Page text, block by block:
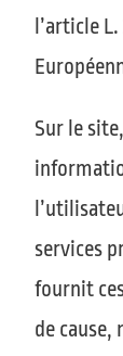
l’article
Sur le
services
fournit
de